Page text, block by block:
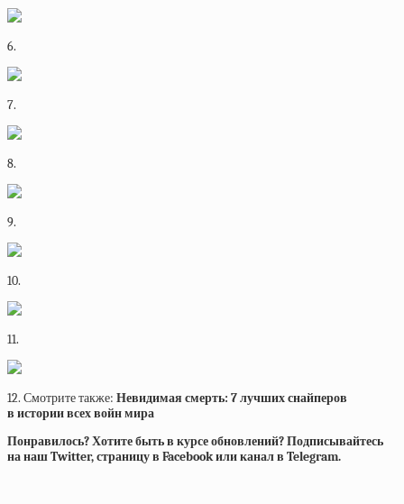
6.
7.
8.
9.
10.
11.
12. Смотрите также: Невидимая смерть: 7 лучших снайперов
в истории всех войн мира
Понравилось? Хотите быть в курсе обновлений? Подписывайтесь
на наш Twitter, страницу в Facebook или канал в Telegram.